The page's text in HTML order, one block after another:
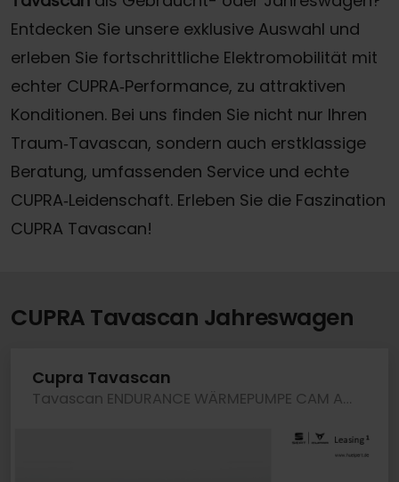
Entdecken Sie unsere exklusive Auswahl und
erleben Sie fortschrittliche Elektromobilität mit
echter CUPRA‑Performance, zu attraktiven
Konditionen. Bei uns finden Sie nicht nur Ihren
Traum‑Tavascan, sondern auch erstklassige
Beratung, umfassenden Service und echte
CUPRA‑Leidenschaft. Erleben Sie die Faszination
CUPRA Tavascan!
CUPRA Tavascan Jahreswagen
Cupra Tavascan
Tavascan ENDURANCE WÄRMEPUMPE CAM ACC LM19